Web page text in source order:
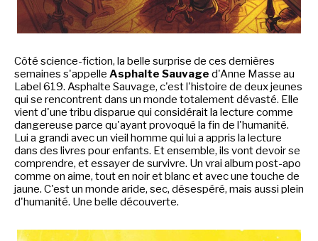
NEWSLETTER
S'ABONNER
En indiquant votre adresse mail ci-dessus, vous consentez à recevoir des mails de la
part d'Actusf. Vous pouvez vous désinscrire à tout moment à travers les liens de
désinscription.
LA RÉDACTION
CONTACT
FORUM
EDITIONS ACTUSF
Côté science-fiction, la belle surprise de ces dernières
semaines s'appelle Asphalte Sauvage d'Anne Masse au
Label 619. Asphalte Sauvage, c'est l'histoire de deux jeunes
qui se rencontrent dans un monde totalement dévasté. Elle
vient d'une tribu disparue qui considérait la lecture comme
dangereuse parce qu'ayant provoqué la fin de l'humanité.
Lui a grandi avec un vieil homme qui lui a appris la lecture
dans des livres pour enfants. Et ensemble, ils vont devoir se
comprendre, et essayer de survivre. Un vrai album post-apo
comme on aime, tout en noir et blanc et avec une touche de
jaune. C'est un monde aride, sec, désespéré, mais aussi plein
d'humanité. Une belle découverte.